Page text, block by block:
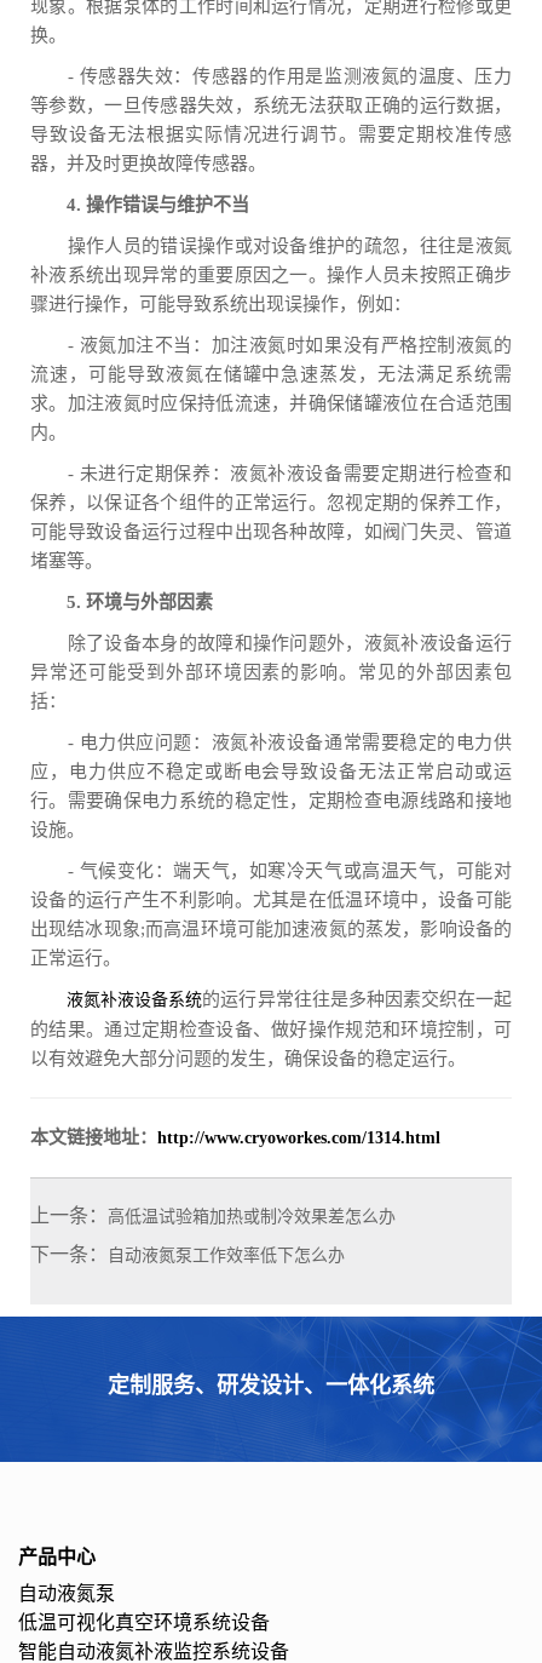
现象。根据泵体的工作时间和运行情况，定期进行检修或更
换。
- 传感器失效：传感器的作用是监测液氮的温度、压力
等参数，一旦传感器失效，系统无法获取正确的运行数据，
导致设备无法根据实际情况进行调节。需要定期校准传感
器，并及时更换故障传感器。
4. 操作错误与维护不当
操作人员的错误操作或对设备维护的疏忽，往往是液氮
补液系统出现异常的重要原因之一。操作人员未按照正确步
骤进行操作，可能导致系统出现误操作，例如：
- 液氮加注不当：加注液氮时如果没有严格控制液氮的
流速，可能导致液氮在储罐中急速蒸发，无法满足系统需
求。加注液氮时应保持低流速，并确保储罐液位在合适范围
内。
- 未进行定期保养：液氮补液设备需要定期进行检查和
保养，以保证各个组件的正常运行。忽视定期的保养工作，
可能导致设备运行过程中出现各种故障，如阀门失灵、管道
堵塞等。
5. 环境与外部因素
除了设备本身的故障和操作问题外，液氮补液设备运行
异常还可能受到外部环境因素的影响。常见的外部因素包
括：
- 电力供应问题：液氮补液设备通常需要稳定的电力供
应，电力供应不稳定或断电会导致设备无法正常启动或运
行。需要确保电力系统的稳定性，定期检查电源线路和接地
设施。
- 气候变化：端天气，如寒冷天气或高温天气，可能对
设备的运行产生不利影响。尤其是在低温环境中，设备可能
出现结冰现象;而高温环境可能加速液氮的蒸发，影响设备的
正常运行。
液氮补液设备系统的运行异常往往是多种因素交织在一起
的结果。通过定期检查设备、做好操作规范和环境控制，可
以有效避免大部分问题的发生，确保设备的稳定运行。
本文链接地址： http://www.cryoworkes.com/1314.html
上一条： 高低温试验箱加热或制冷效果差怎么办
下一条： 自动液氮泵工作效率低下怎么办
定制服务、研发设计、一体化系统
产品中心
自动液氮泵
低温可视化真空环境系统设备
智能自动液氮补液监控系统设备